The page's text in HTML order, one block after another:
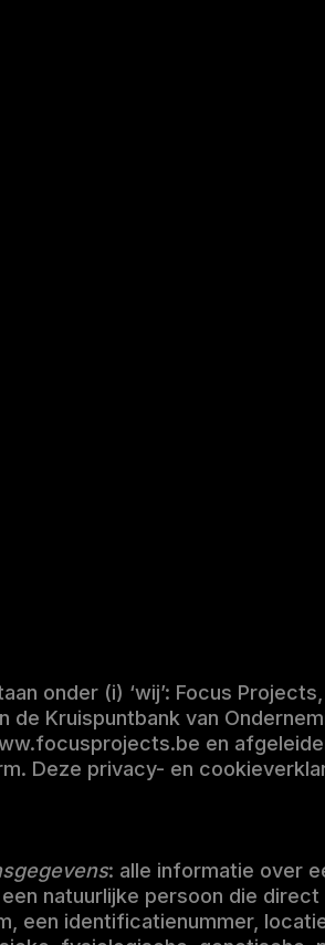
onder (i) ‘wij’: Focus
de Kruispuntbank van
en
Deze privacy- en
: alle informatie over
natuurlijke persoon die
een identificatienummer,